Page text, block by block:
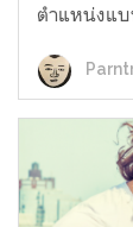
ตำแหน่งแบ